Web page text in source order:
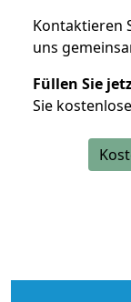
Kontaktieren
uns
Füllen Sie
Sie